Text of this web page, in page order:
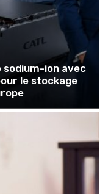
ion avec
le stockage